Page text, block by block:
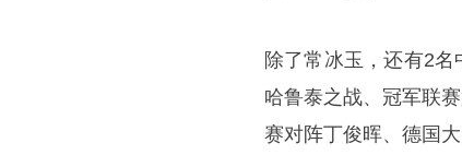
除了常冰玉，还有2
哈鲁泰之战、冠军联
赛对阵丁俊晖、德国